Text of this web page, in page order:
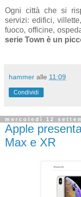
Ogni città che si
servizi: edifici,
fuoco, officine,
serie Town è un
hammer alle 11:09
Condividi
mercoledì 12
Apple
Max e XR